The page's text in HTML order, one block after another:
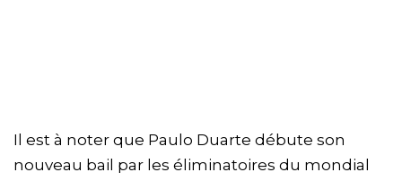
Il est à noter que Paulo Duarte débute son
nouveau bail par les éliminatoires du mondial